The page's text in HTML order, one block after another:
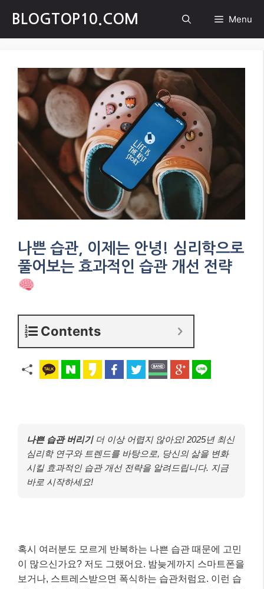
content
BLOGTOP10.COM Menu
나쁜 습관, 이제는 안녕! 심리학으로
풀어보는 효과적인 습관 개선 전략
Contents
나쁜 습관 버리기더 이상 어렵지 않아요! 2025년 최신
심리학 연구와 트렌드를 바탕으로, 당신의 삶을 변화
시킬 효과적인 습관 개선 전략을 알려드립니다. 지금
바로 시작하세요!
혹시 여러분도 모르게 반복하는 나쁜 습관 때문에 고민
이 많으신가요? 저도 그랬어요. 밤늦게까지 스마트폰을
보거나, 스트레스받으면 폭식하는 습관처럼요. 이런 습